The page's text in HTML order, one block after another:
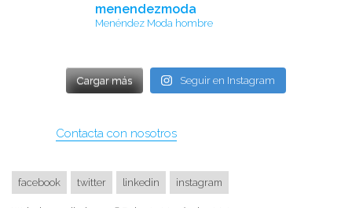
menendezmoda
Menéndez Moda hombre
Cargar más Seguir en Instagram
Contacta con nosotros
facebook twitter linkedin instagram